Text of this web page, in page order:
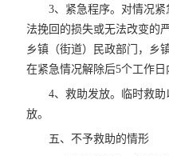
3、紧急程序。对情况
法挽回的损失或无法改变的
乡镇（街道）民政部门，乡
在紧急情况解除后5个工作日
4、救助发放。临时救
放。
五、不予救助的情形